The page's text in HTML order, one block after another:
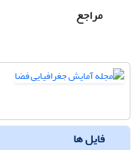
مراجع
فایل ها